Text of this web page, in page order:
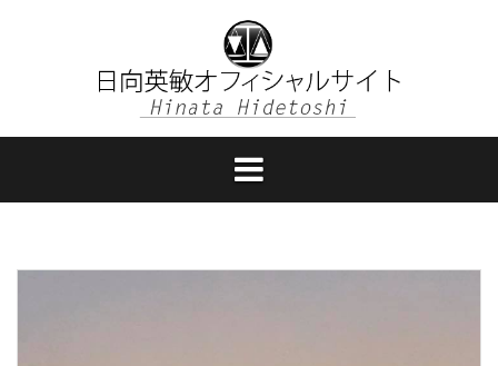
へ
ッ